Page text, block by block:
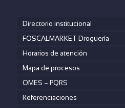
Directorio institucional
FOSCALMARKET Droguería
Horarios de atención
Mapa de procesos
OMES – PQRS
Referenciaciones